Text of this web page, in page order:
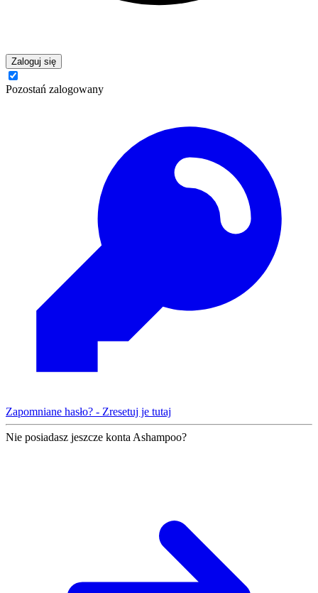
Zaloguj się
Pozostań zalogowany
Zapomniane hasło? - Zresetuj je tutaj
Nie posiadasz jeszcze konta Ashampoo?